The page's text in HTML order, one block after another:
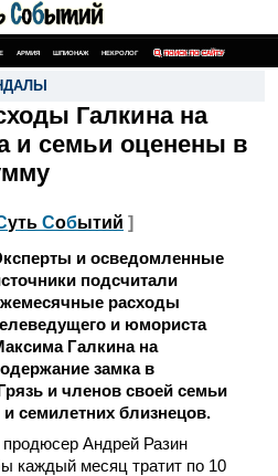
АРМИЯ ШПИОНАЖ НЕКРОЛОГ ПОИСК ПО САЙТУ
Галкина на
и семьи оценены в
уть Событий ]
и осведомленные
подсчитали
расходы
и юмориста
Галкина на
замка в
и членов своей семьи
семилетних близнецов.
Андрей Разин
каждый месяц тратит по 10